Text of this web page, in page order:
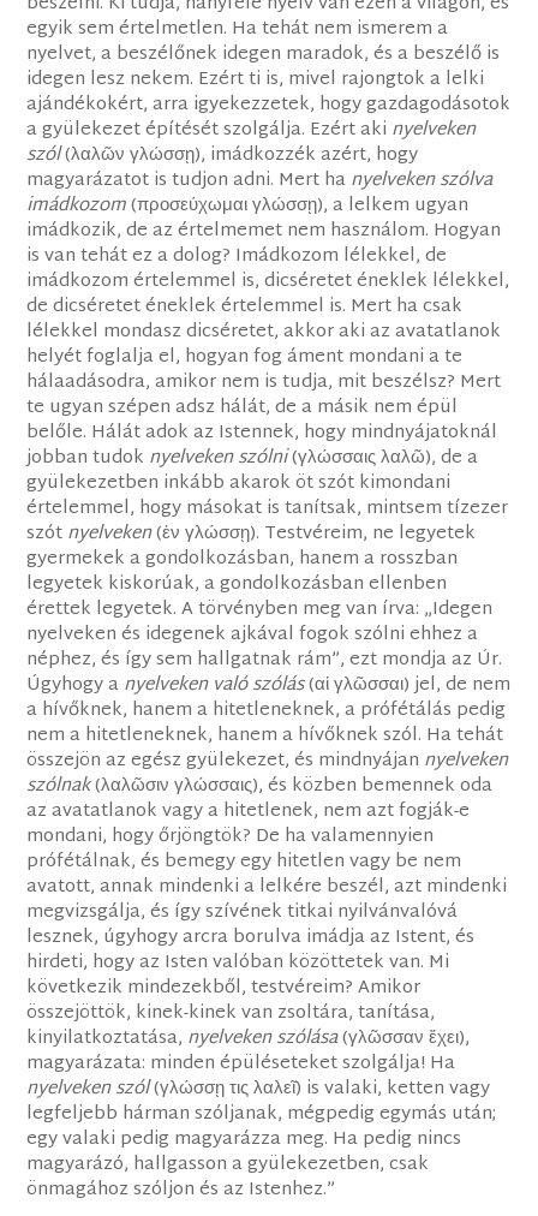
egyik sem értelmetlen. Ha tehát nem ismerem a
nyelvet, a beszélőnek idegen maradok, és a beszélő is
idegen lesz nekem. Ezért ti is, mivel rajongtok a lelki
ajándékokért, arra igyekezzetek, hogy gazdagodásotok
a gyülekezet építését szolgálja. Ezért aki nyelveken
szól(λαλῶν γλώσσῃ), imádkozzék azért, hogy
magyarázatot is tudjon adni. Mert hanyelveken szólva
imádkozom(προσεύχωμαι γλώσσῃ), a lelkem ugyan
imádkozik, de az értelmemet nem használom. Hogyan
is van tehát ez a dolog? Imádkozom lélekkel, de
imádkozom értelemmel is, dicséretet éneklek lélekkel,
de dicséretet éneklek értelemmel is. Mert ha csak
lélekkel mondasz dicséretet, akkor aki az avatatlanok
helyét foglalja el, hogyan fog áment mondani a te
hálaadásodra, amikor nem is tudja, mit beszélsz? Mert
te ugyan szépen adsz hálát, de a másik nem épül
belőle. Hálát adok az Istennek, hogy mindnyájatoknál
jobban tudok nyelveken szólni(γλώσσαις λαλῶ), de a
gyülekezetben inkább akarok öt szót kimondani
értelemmel, hogy másokat is tanítsak, mintsem tízezer
szótnyelveken(ἐν γλώσσῃ). Testvéreim, ne legyetek
gyermekek a gondolkozásban, hanem a rosszban
legyetek kiskorúak, a gondolkozásban ellenben
érettek legyetek. A törvényben meg van írva: „Idegen
nyelveken és idegenek ajkával fogok szólni ehhez a
néphez, és így sem hallgatnak rám”, ezt mondja az Úr.
Úgyhogy anyelveken való szólás(αἱ γλῶσσαι) jel, de nem
a hívőknek, hanem a hitetleneknek, a prófétálás pedig
nem a hitetleneknek, hanem a hívőknek szól. Ha tehát
összejön az egész gyülekezet, és mindnyájan nyelveken
szólnak(λαλῶσιν γλώσσαις), és közben bemennek oda
az avatatlanok vagy a hitetlenek, nem azt fogják-e
mondani, hogy őrjöngtök? De ha valamennyien
prófétálnak, és bemegy egy hitetlen vagy be nem
avatott, annak mindenki a lelkére beszél, azt mindenki
megvizsgálja, és így szívének titkai nyilvánvalóvá
lesznek, úgyhogy arcra borulva imádja az Istent, és
hirdeti, hogy az Isten valóban közöttetek van. Mi
következik mindezekből, testvéreim? Amikor
összejöttök, kinek-kinek van zsoltára, tanítása,
kinyilatkoztatása, nyelveken szólása(γλῶσσαν ἔχει),
magyarázata: minden épüléseteket szolgálja! Ha
nyelveken szól(γλώσσῃ τις λαλεῖ) is valaki, ketten vagy
legfeljebb hárman szóljanak, mégpedig egymás után;
egy valaki pedig magyarázza meg. Ha pedig nincs
magyarázó, hallgasson a gyülekezetben, csak
önmagához szóljon és az Istenhez.”